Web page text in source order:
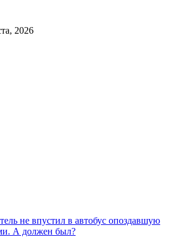
2026
не впустил в автобус опоздавшую
А должен был?